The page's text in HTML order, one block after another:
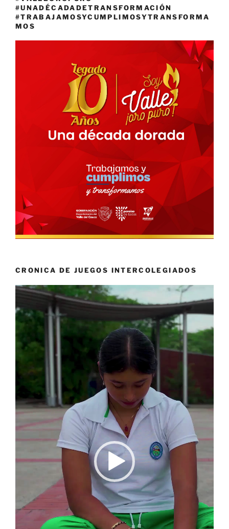
#UNADÉCADADETRANSFORMACIÓN
#TRABAJAMOSYCUMPLIMOSYTRANSFORMA
MOS
CRONICA DE JUEGOS INTERCOLEGIADOS
Reproductor
vídeo